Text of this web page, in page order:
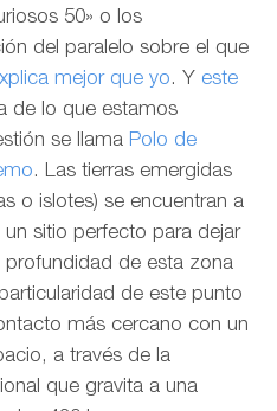
50» o los
del paralelo sobre el que
mejor que yo. Y este
de lo que estamos
se llama Polo de
. Las tierras emergidas
o islotes) se encuentran a
sitio perfecto para dejar
profundidad de esta zona
de este punto
más cercano con un
a través de la
que gravita a una